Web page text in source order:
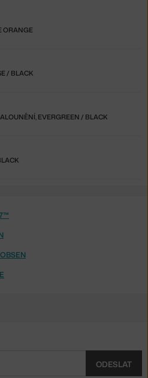
ORANGE
/ BLACK
EVERGREEN / BLACK
ODESLAT